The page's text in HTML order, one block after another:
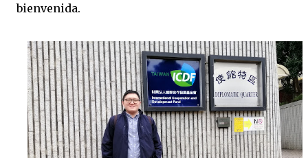
bienvenida.